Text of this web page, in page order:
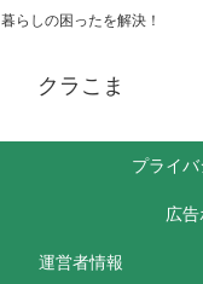
暮らしの困ったを解決！
クラこま
プライ
広
運営者情報